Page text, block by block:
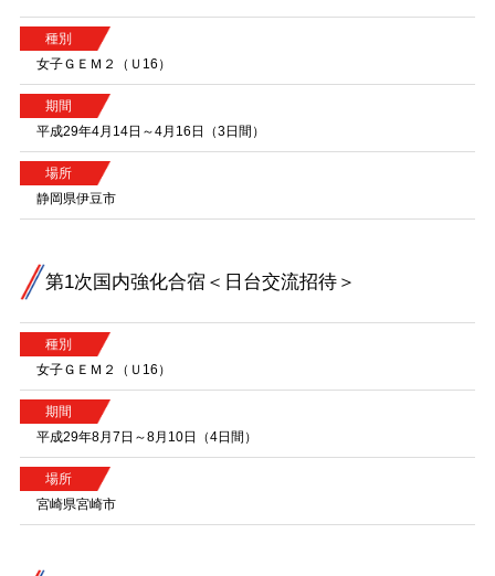
種別
女子ＧＥＭ２（Ｕ16）
期間
平成29年4月14日～4月16日（3日間）
場所
静岡県伊豆市
第1次国内強化合宿＜日台交流招待＞
種別
女子ＧＥＭ２（Ｕ16）
期間
平成29年8月7日～8月10日（4日間）
場所
宮崎県宮崎市